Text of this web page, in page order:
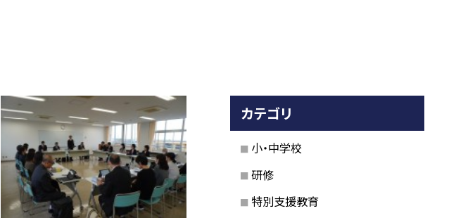
カテゴリ
小・中学校
研修
特別支援教育